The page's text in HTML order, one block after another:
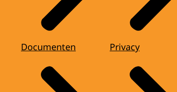
Documenten Privacy